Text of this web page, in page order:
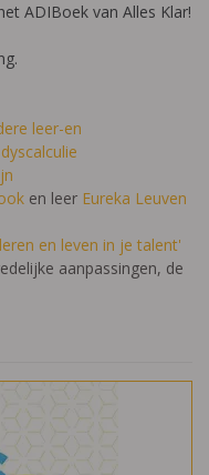
ADIBoek van Alles Klar!
leer-en
en leer Eureka Leuven
en leven in je talent'
aanpassingen, de